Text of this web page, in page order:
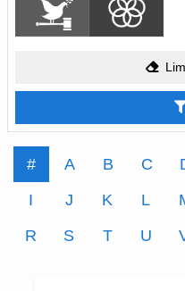
# A B C
I
J K L
R
S T U